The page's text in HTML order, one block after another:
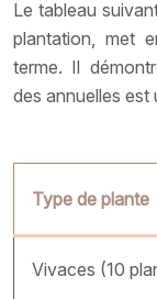
Le tableau
plantation, met
terme. Il
des annuelles est
Type de plante
Vivaces (10